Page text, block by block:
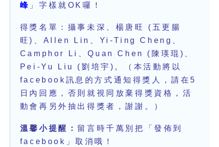
峰 」字樣就OK囉！
得獎名單：攝事未深、楊唐旺 (五更腸
旺)、Allen Lin、Yi-Ting Cheng、
Camphor Li、Quan Chen (陳瑛琨)、
Pei-Yu Liu (劉培宇)。（本活動將以
facebook訊息的方式通知得獎人，請在5
日內回應，否則就視同放棄得獎資格，活
動會再另外抽出得獎者，謝謝。）
溫馨小提醒： 留言時千萬別把「發佈到
facebook」取消哦！